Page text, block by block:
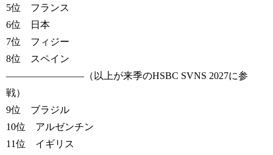
5位 フランス
6位 日本
7位 フィジー
8位 スペイン
————————（以上が来季のHSBC SVNS 2027に参
戦）
9位 ブラジル
10位 アルゼンチン
11位 イギリス